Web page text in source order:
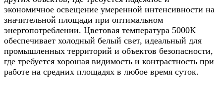
экономичное освещение умеренной интенсивности на
значительной площади при оптимальном
энергопотреблении. Цветовая температура 5000К
обеспечивает холодный белый свет, идеальный для
промышленных территорий и объектов безопасности,
где требуется хорошая видимость и контрастность при
работе на средних площадях в любое время суток.